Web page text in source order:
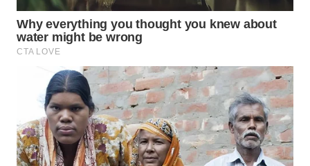
Wahana
Network
KONSUMEN
LISTRIK
MASYARAKAT
KELISTRIKAN
WALINKI